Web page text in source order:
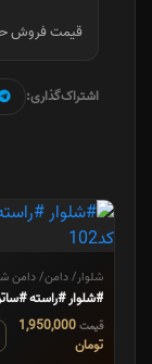
قیمت فروش
اشتراک‌گذاری:
شلوار/ دامن/ دامن
#شلوار #راسته
قیمت1,950,000
تومان